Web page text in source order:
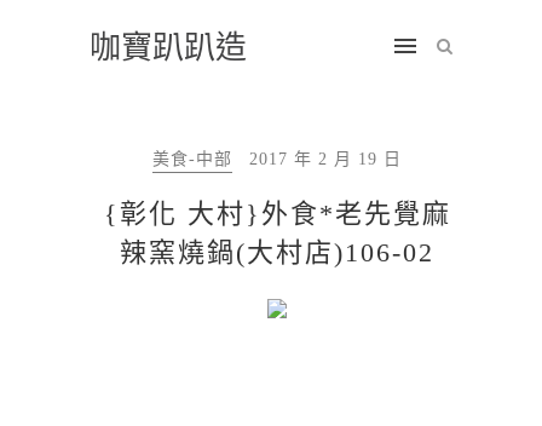
咖寶趴趴造
美食-中部 2017 年 2 月 19 日
{彰化 大村}外食*老先覺麻
辣窯燒鍋(大村店)106-02